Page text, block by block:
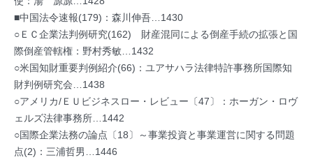
■中国法令速報(179)：森川伸吾…1430
○ＥＣ企業法判例研究(162) 財産混同による倒産手続の拡張と国
際倒産管轄権：野村秀敏…1432
○米国知財重要判例紹介(66)：ユアサハラ法律特許事務所国際知
財判例研究会…1438
○アメリカ/ＥＵビジネスロー・レビュー〔47〕：ホーガン・ロヴ
ェルズ法律事務所…1442
○国際企業法務の論点〔18〕～事業投資と事業運営に関する問題
点(2)：三浦哲男…1446